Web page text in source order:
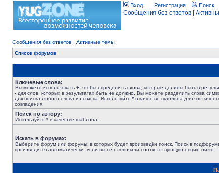
Вход Регистрация Поиск
Сообщения без ответов
Сообщения без ответов | Активные темы
Список форумов
Ключевые слова:
Вы можете использовать + , чтобы определить слова, которые должны быть в
- для слов, которых в результатах быть не должно. Вы можете разделить слова
для поиска любого слова из списка. Используйте * в качестве шаблона для
совпадения.
Поиск по автору:
Используйте * в качестве шаблона.
Искать в форумах:
Выберите форум или форумы, в которых будет произведён поиск. Поиск в
производится автоматически, если вы не отключили соответствующую опцию ниже.